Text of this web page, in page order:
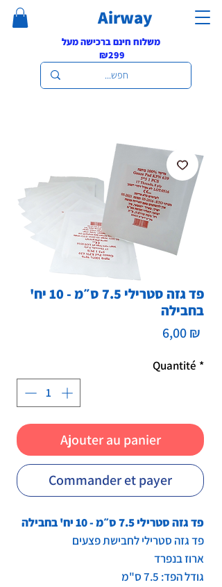
Airway
משלוח חינם ברכישה מעל
₪299
פד גזה סטרילי 7.5 ס״מ - 10 יח'
בחבילה
6,00 ₪
Quantité *
Ajouter au panier
Commander et payer
פד גזה סטרילי 7.5 ס״מ - 10 יח' בחבילה
פד גזה סטרילי לחבישת פצעים
ארוז בנפרד
גודל הפד: 7.5 ס"מ